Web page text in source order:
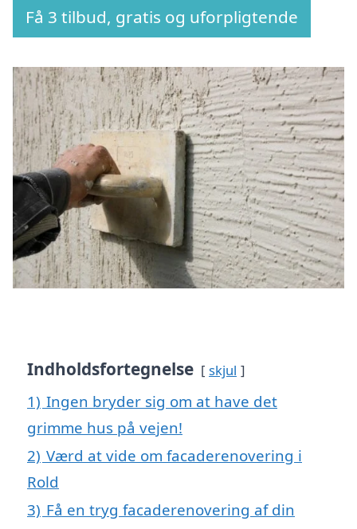
Få 3 tilbud, gratis og uforpligtende
Indholdsfortegnelse skjul
1) Ingen bryder sig om at have det
grimme hus på vejen!
2) Værd at vide om facaderenovering i
Rold
3) Få en tryg facaderenovering af din